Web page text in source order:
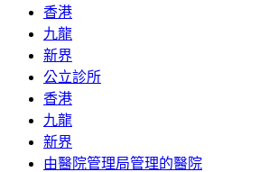
香港
九龍
新界
公立診所
香港
九龍
新界
由醫院管理局管理的醫院